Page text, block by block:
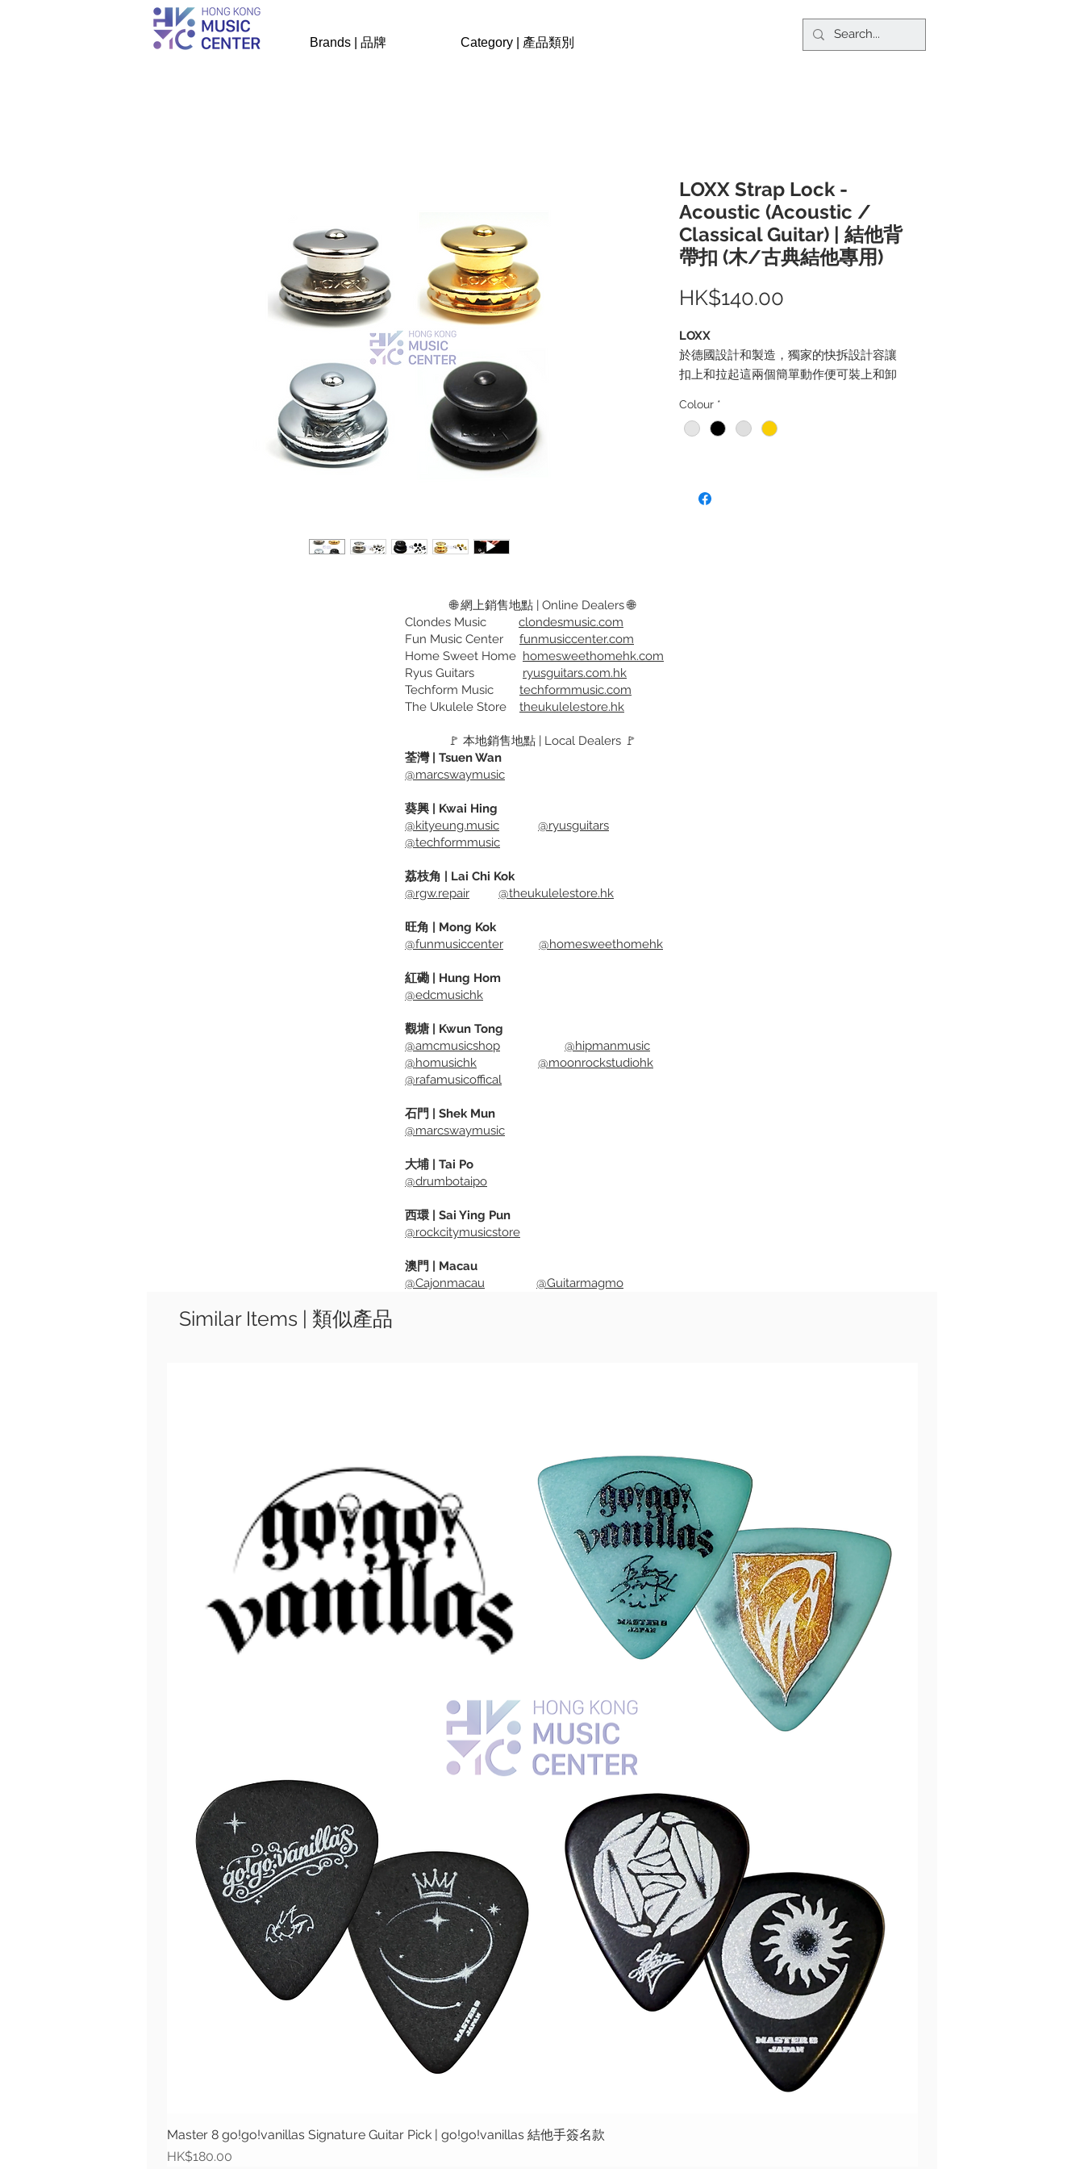
Brands | 品牌 Category | 產品類別
LOXX Strap Lock -
Acoustic (Acoustic /
Classical Guitar) | 結他背
帶扣 (木/古典結他專用)
HK$140.00
LOXX
於德國設計和製造，獨家的快拆設計容讓
扣上和拉起這兩個簡單動作便可裝上和卸
木/古典結他專用款式, 附專用安裝工具雙
孔座，鑽頭和專用螺絲(12mm 和10mm)，
顏色:
Colour *
🌐 網上銷售地點 | Online Dealers 🌐
Clondes Music clondesmusic.com
Fun Music Center funmusiccenter.com
Home Sweet Home homesweethomehk.com
Ryus Guitars ryusguitars.com.hk
Techform Music techformmusic.com
The Ukulele Store theukulelestore.hk
🚩 本地銷售地點 | Local Dealers 🚩
荃灣 | Tsuen Wan
@marcswaymusic
葵興 | Kwai Hing
@kityeung.music
@ryusguitars
@techformmusic
荔枝角 | Lai Chi Kok
@rgw.repair
@theukulelestore.hk
旺角 | Mong Kok
@funmusiccenter
@homesweethomehk
紅磡 | Hung Hom
@edcmusichk
觀塘 | Kwun Tong
@amcmusicshop
@hipmanmusic
@homusichk
@moonrockstudiohk
@rafamusicoffical
石門 | Shek Mun
@marcswaymusic
大埔 | Tai Po
@drumbotaipo
西環 | Sai Ying Pun
@rockcitymusicstore
澳門 | Macau
@Cajonmacau
@Guitarmagmo
Similar Items | 類似產品
快速瀏覽
Master 8 go!go!vanillas Signature Guitar Pick | go!go!vanillas 結他手簽名款
價格
HK$180.00